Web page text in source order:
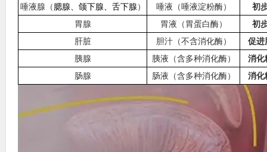
唾液腺（ 腮腺、颌下腺、舌下腺） 唾液（唾液淀粉酶）
初
胃腺
胃液（胃蛋白酶）
初
肝脏
胆汁（不含消化酶）
促进
胰腺
胰液（含多种消化酶）
消化
肠腺
肠液（含多种消化酶） 消化